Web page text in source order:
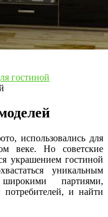
использовались для
веке. Но советские
украшением гостиной
уникальным
партиями,
и найти